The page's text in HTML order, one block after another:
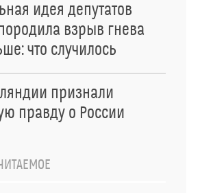
идея депутатов
взрыв гнева
что случилось
признали
правду о России